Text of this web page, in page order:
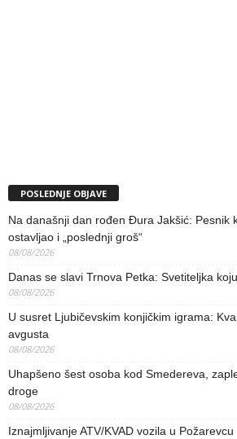
POSLEDNJE OBJAVE
Na današnji dan rođen Đura Jakšić: Pesnik
ostavljao i „poslednji groš“
08/08/2026
Danas se slavi Trnova Petka: Svetiteljka
08/08/2026
U susret Ljubičevskim konjičkim igrama:
avgusta
08/08/2026
Uhapšeno šest osoba kod Smedereva,
droge
08/08/2026
Iznajmljivanje ATV/KVAD vozila u Požarevcu